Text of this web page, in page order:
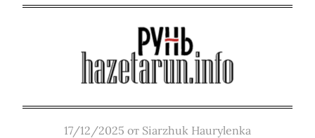
Posted
17/12/2025 от Siarzhuk Haurylenka